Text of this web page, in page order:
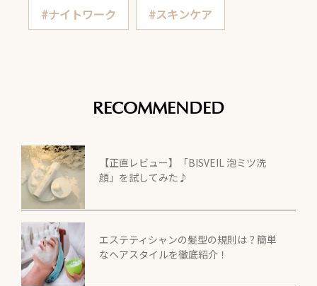
#ナイトワーク #スキンケア
RECOMMENDED
【正直レビュー】「BISVEIL 泡ミツ洗
顔」を試してみた♪
エステティシャンの髪型の規則は？簡単
なヘアスタイルを徹底紹介！